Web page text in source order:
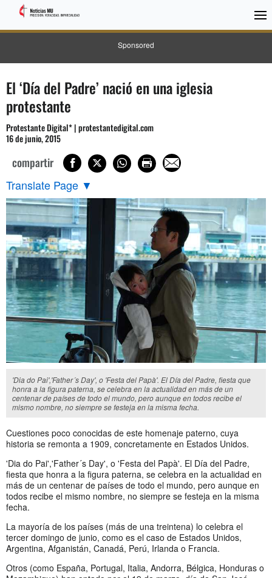
Sponsored
El ‘Día del Padre’ nació en una iglesia
protestante
Protestante Digital* | protestantedigital.com
16 de junio, 2015
compartir
Translate Page ▼
'Dia do Pai','Father´s Day', o 'Festa del Papà'. El Día del Padre, fiesta que
honra a la figura paterna, se celebra en la actualidad en más de un
centenar de países de todo el mundo, pero aunque en todos recibe el
mismo nombre, no siempre se festeja en la misma fecha.
Cuestiones poco conocidas de este homenaje paterno, cuya
historia se remonta a 1909, concretamente en Estados Unidos.
'Dia do Pai','Father´s Day', o 'Festa del Papà'. El Día del Padre,
fiesta que honra a la figura paterna, se celebra en la actualidad en
más de un centenar de países de todo el mundo, pero aunque en
todos recibe el mismo nombre, no siempre se festeja en la misma
fecha.
La mayoría de los países (más de una treintena) lo celebra el
tercer domingo de junio, como es el caso de Estados Unidos,
Argentina, Afganistán, Canadá, Perú, Irlanda o Francia.
Otros (como España, Portugal, Italia, Andorra, Bélgica, Honduras o